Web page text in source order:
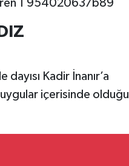
Kadir İnanır’a
içerisinde olduğu